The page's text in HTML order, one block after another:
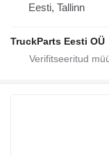
Eesti, Tallinn
TruckParts Eesti OÜ